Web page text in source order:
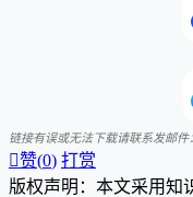
链接有误或无法下载请联系发邮件：
赞(0) 打赏
版权声明：本文采用知